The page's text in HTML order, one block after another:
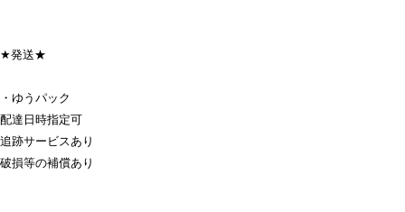
★発送★
・ゆうパック
配達日時指定可
追跡サービスあり
破損等の補償あり